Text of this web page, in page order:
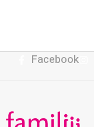
Facebook